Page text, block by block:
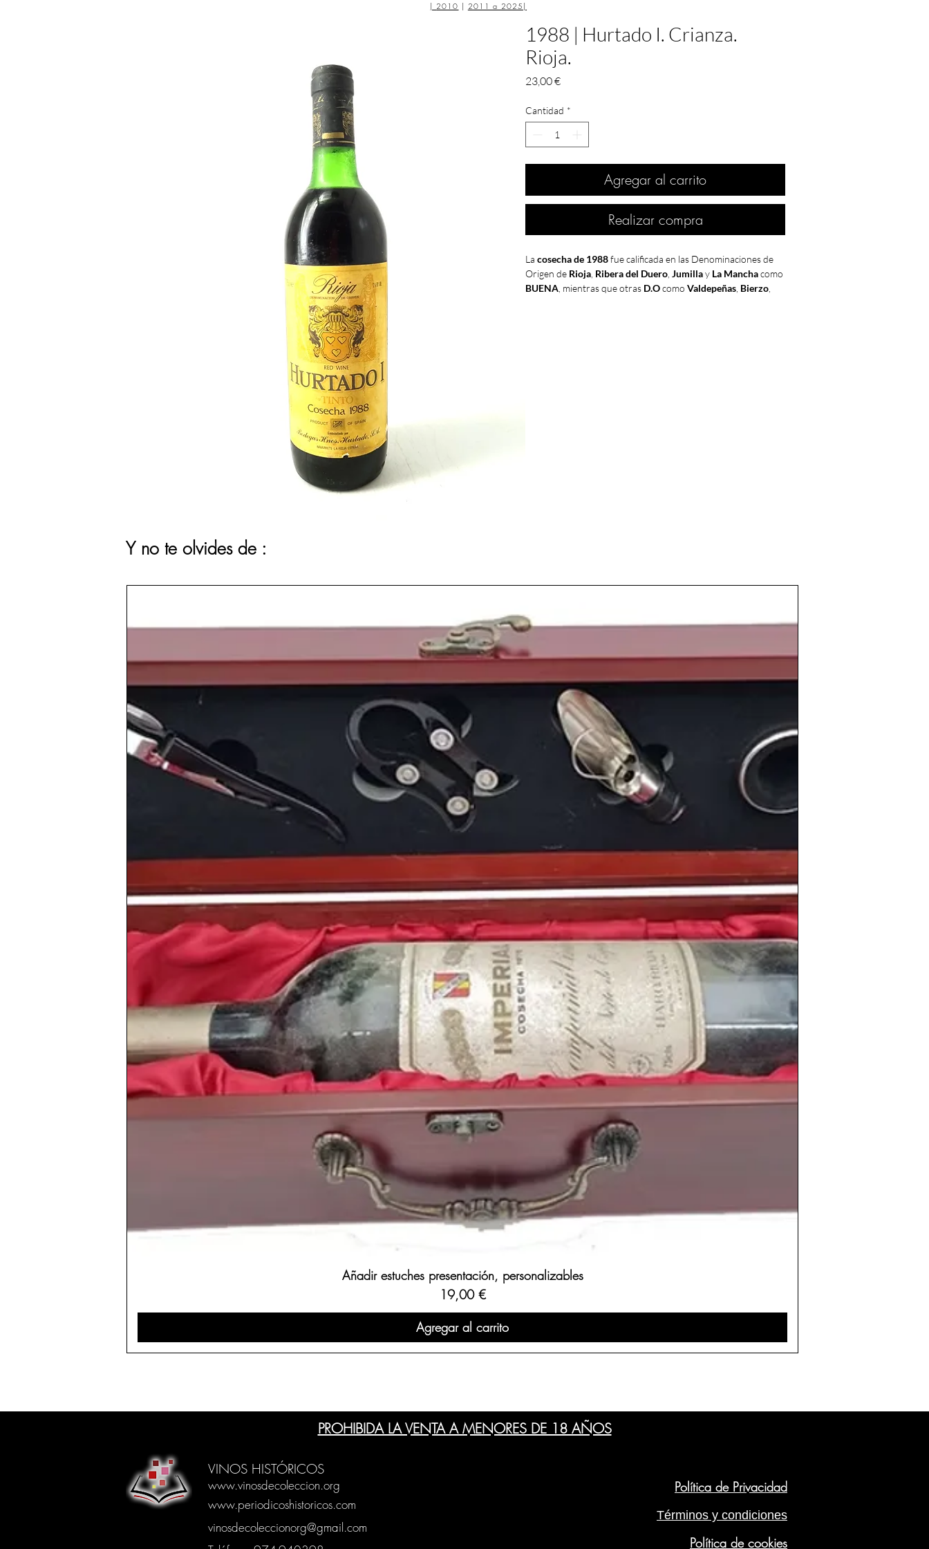
| 2010 | 2011 a 2025 |
1988 | Hurtado I. Crianza.
Rioja.
23,00 €Precio
Cantidad *
Agregar al carrito
Realizar compra
La cosecha de 1988fue calificada en las Denominaciones de
Origen de Rioja Ribera del Duero Jumillay La Manchacomo
BUENA , mientras que otras D.Ocomo Valdepeñas Bierzo
del Duero, pero si por algo vamos a recordar los españoles
huelga general
que instauraba los que se conocieron como "contratos basura"
En total ocho millones de trabajadores y más de tres millones
de estudiantes no acudieron a sus tareas para manifestarse y
expresar su descontento con el gobierno.
Nuestra reciente entrada en la Unión Europea seguia
suponiendo cambios en ciertas legislaciones que nos llevó a
igualarnos con otros países europeos, en 1988
se prohibia el
tabaco en colegios, hospitales y en los transportes colectivos
En el panorama literario podemos recordar el Premio Nadal de
gracias a su novelaLos límites del paraíso, de temática urbana
Y en el deporte rey de nuestro país, elReal Madridganaba su
, mientras que el equipo neerlandés
PSV Eindhovenganada por primera y única vez laChampions
venciendo al Benfica en los penaltis.
Buenos años para la música donde triunfaban bandas de
heavy comoHalloween , Metálica e Iron Maiden, los cuales
dieron un concierto aquel
1988en Pamplona.
En la radio se escuchaban cantantes como Víctor Manuel
Sting, Joe Cocker Tino Casal oJulio Iglesiasy grupos como
Hombres GoEl último de la Fila que sacaba ese año1988
su
Como la cabeza al sombrero
1988es elaño de nacimientode personas tan conocidas como
la estrella de la NBAKevin Durant, el futbolista argentinoKun
, la cantanteRihanna
, la cantante popAdele
Lewandowski
o la actriz española
En nuestra tiendas puedes encontrar una amplia selección de
vinos de la cosecha de 1988
regiones ybodegas
tienda de vinos online:
Y no te olvides de :
Añadir estuches presentación, personalizables
Precio
19,00 €
Agregar al carrito
PROHIBIDA LA VENTA A MENORES DE 18 AÑOS
VINOS HISTÓRICOS
www.vinosdecoleccion.org
www.periodicoshistoricos.com
vinosdecoleccionorg@gmail.com
Política de Privacidad
Términos y condiciones
Política de cookies